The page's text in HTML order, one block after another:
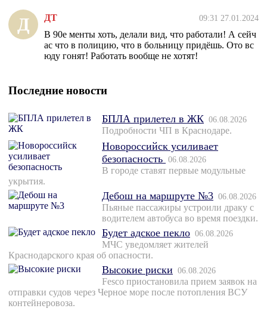
Д ДТ 09:31 27.01.2024
В 90е менты хоть, делали вид, что работали! А сейч
ас что в полицию, что в больницу придёшь. Ото вс
юду гонят! Работать вообще не хотят!
Последние новости
БПЛА прилетел в ЖК 06.08.2026
Подробности ЧП в Краснодаре.
Новороссийск усиливает
безопасность 06.08.2026
В городе ставят первые модульные
укрытия.
Дебош на маршруте №3 06.08.2026
Пьяные пассажиры устроили драку с
водителем автобуса во время поездки.
Будет адское пекло 06.08.2026
МЧС уведомляет жителей
Краснодарского края об опасности.
Высокие риски 06.08.2026
Fesco приостановила прием заявок на
отправки судов через Черное море после потопления ВСУ
контейнеровоза.